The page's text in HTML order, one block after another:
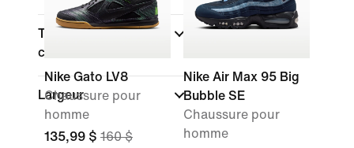
Type de coupe des
chaussures
Largeur
Nike Gato LV8
Chaussure pour
homme
135,99 $ 160 $
Nike Air Max 95 Big
Bubble SE
Chaussure pour
homme